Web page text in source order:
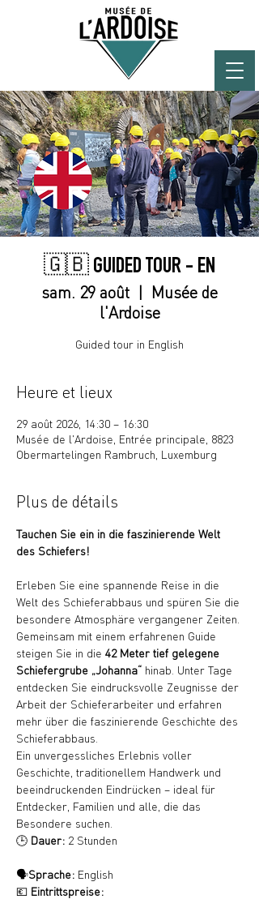
🇬🇧 GUIDED TOUR - EN
sam. 29 août
  |
Musée de
l'Ardoise
Guided tour in English
Heure et lieux
29 août 2026, 14:30 – 16:30
Musée de l'Ardoise, Entrée principale, 8823
Obermartelingen Rambruch, Luxemburg
Plus de détails
Tauchen Sie ein in die faszinierende Welt
des Schiefers!
Erleben Sie eine spannende Reise in die
Welt des Schieferabbaus und spüren Sie die
besondere Atmosphäre vergangener Zeiten.
Gemeinsam mit einem erfahrenen Guide
steigen Sie in die 42 Meter tief gelegene
Schiefergrube „Johanna“ hinab. Unter Tage
entdecken Sie eindrucksvolle Zeugnisse der
Arbeit der Schieferarbeiter und erfahren
mehr über die faszinierende Geschichte des
Schieferabbaus.
Ein unvergessliches Erlebnis voller
Geschichte, traditionellem Handwerk und
beeindruckenden Eindrücken – ideal für
Entdecker, Familien und alle, die das
Besondere suchen.
🕒 Dauer: 2 Stunden
🗣️Sprache: English
💶 Eintrittspreise: